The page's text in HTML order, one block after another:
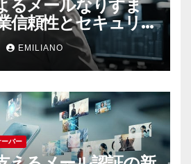
るメールなりすま
信頼性とセキュリ
前線
EMILIANO
ーバー